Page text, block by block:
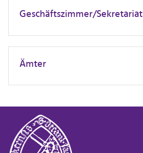
Geschäftszimmer/Sekretariat
Ämter